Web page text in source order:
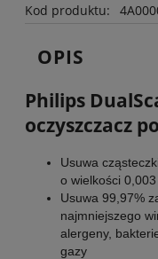
Kod produktu:
OPIS
Philips
oczyszczacz
Usuwa
o wielkości
Usuwa 99,97%
najmniejszego
alergeny,
gazy